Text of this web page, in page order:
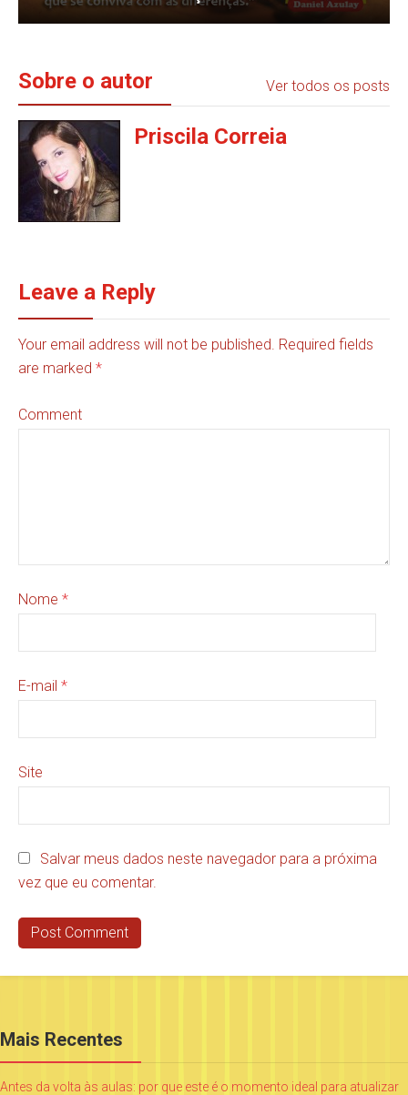
Sobre o autor Ver todos os posts
Priscila Correia
Leave a Reply
Your email address will not be published. Required fields
are marked *
Comment
Nome *
E-mail *
Site
Salvar meus dados neste navegador para a próxima
vez que eu comentar.
Mais Recentes
Antes da volta às aulas: por que este é o momento ideal para atualizar